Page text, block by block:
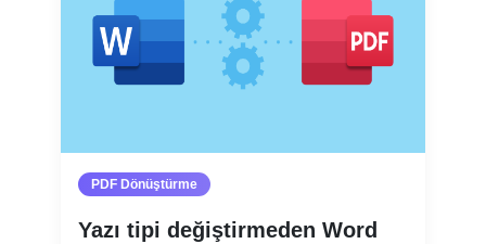
PDF Dönüştürme
Yazı tipi değiştirmeden Word